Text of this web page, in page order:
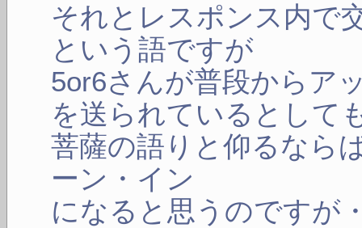
それとレスポンス内で
という語ですが
5or6さんが普段からア
を送られているとして
菩薩の語りと仰るなら
ーン・イン
になると思うのですが